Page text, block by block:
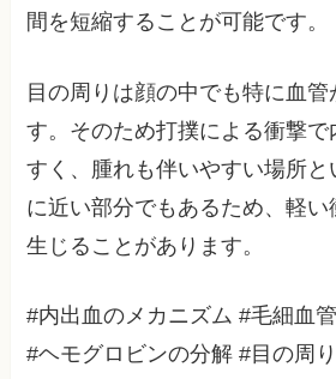
間を短縮することが可能です。
目の周りは顔の中でも特に血
す。そのため打撲による衝撃
すく、腫れも伴いやすい場所
に近い部分でもあるため、軽
生じることがあります。
#内出血のメカニズム #毛細血
#ヘモグロビンの分解 #目の周